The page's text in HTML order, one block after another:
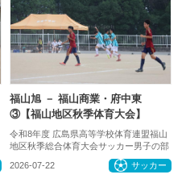
福山旭 － 福山商業・府中東
③【福山地区秋季体育大会】
令和8年度 広島県高等学校体育連盟福山
地区秋季総合体育大会サッカー男子の部
2026-07-22 サッカー